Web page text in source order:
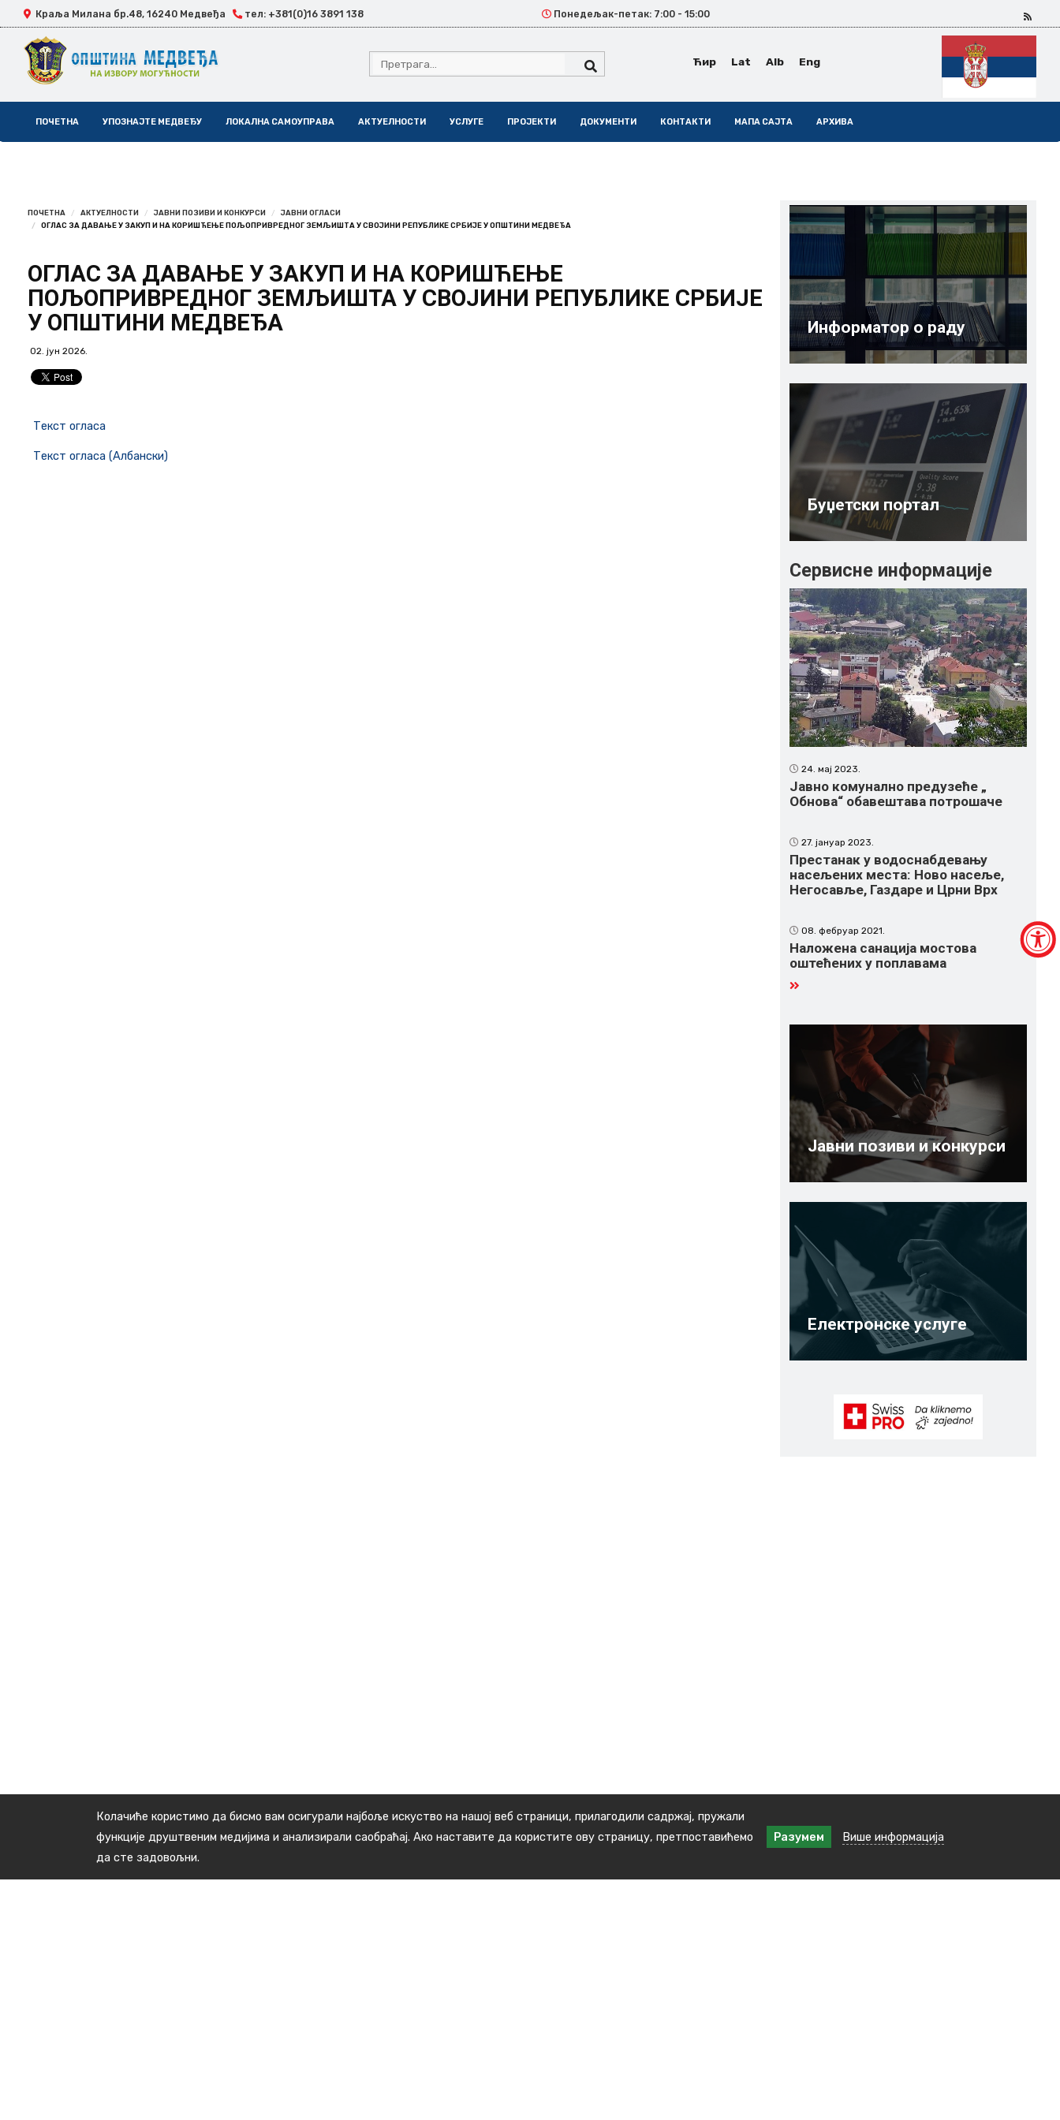
Краља Милана бр.48, 16240 Медвеђа тел: +381(0)16 3891 138 Понедељак-петак: 7:00 - 15:00
Ћир Lat Alb Eng
Navigation
ПОЧЕТНА УПОЗНАЈТЕ МЕДВЕЂУ ЛОКАЛНА САМОУПРАВА АКТУЕЛНОСТИ УСЛУГЕ ПРОЈЕКТИ ДОКУМЕНТИ КОНТАКТИ МАПА САЈТА АРХИВА
ПОЧЕТНА АКТУЕЛНОСТИ ЈАВНИ ПОЗИВИ И КОНКУРСИ
ЈАВНИ ОГЛАСИ
ОГЛАС ЗА ДАВАЊЕ У ЗАКУП И НА КОРИШЋЕЊЕ ПОЉОПРИВРЕДНОГ ЗЕМЉИШТА У СВОЈИНИ РЕПУБЛИКЕ СРБИЈЕ У ОПШТИНИ МЕДВЕЂА
ОГЛАС ЗА ДАВАЊЕ У ЗАКУП И НА КОРИШЋЕЊЕ
ПОЉОПРИВРЕДНОГ ЗЕМЉИШТА У СВОЈИНИ РЕПУБЛИКЕ СРБИЈЕ
У ОПШТИНИ МЕДВЕЂА
02. јун 2026.
Текст огласа
Текст огласа (Албански)
Информатор о раду
Буџетски портал
Сервисне информације
24. мај 2023.
Јавно комунално предузеће „
Обнова“ обавештава потрошаче
27. јануар 2023.
Престанак у водоснабдевању
насељених места: Ново насеље,
Негосавље, Газдаре и Црни Врх
08. фебруар 2021.
Наложена санација мостова
оштећених у поплавама
Јавни позиви и конкурси
Електронске услуге
Колачиће користимо да бисмо вам осигурали најбоље искуство на нашој веб страници, прилагодили садржај, пружали
функције друштвеним медијима и анализирали саобраћај. Ако наставите да користите ову страницу, претпоставићемо
да сте задовољни.
Разумем Више информација